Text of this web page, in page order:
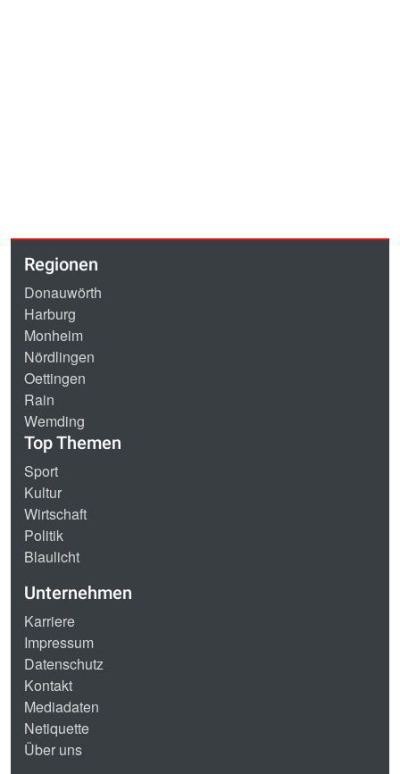
Regionen
Donauwörth
Harburg
Monheim
Nördlingen
Oettingen
Rain
Wemding
Top Themen
Sport
Kultur
Wirtschaft
Politik
Blaulicht
Unternehmen
Karriere
Impressum
Datenschutz
Kontakt
Mediadaten
Netiquette
Über uns